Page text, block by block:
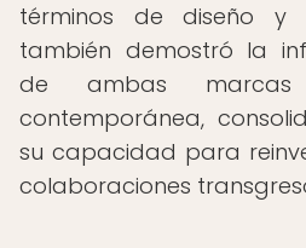
términos de diseño y
también demostró la
de ambas
contemporánea,
su capacidad para
colaboraciones